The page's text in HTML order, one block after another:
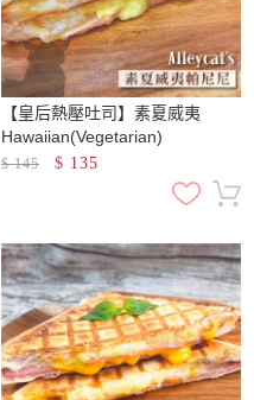
【皇后熱壓吐司】素夏威夷
Hawaiian(Vegetarian)
$145 $ 135